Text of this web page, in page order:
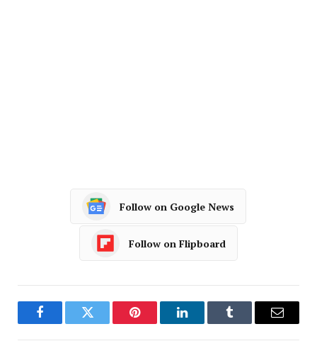
Follow on Google News
Follow on Flipboard
FacebookTwitter Pinterest LinkedInTumblr Email